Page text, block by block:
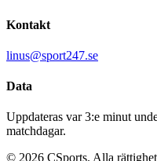
Kontakt
linus@sport247.se
Data
Uppdateras var 3:e minut
matchdagar.
© 2026 CSports. Alla